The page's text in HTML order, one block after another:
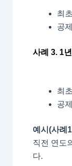
최
공
사례 3. 1
최
공
예시(사례
직전 연도
다.